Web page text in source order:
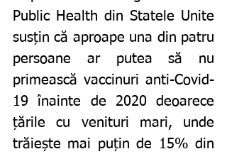
Public Health din Statele Unite
susțin că aproape una din patru
persoane ar putea să nu
primească vaccinuri anti-Covid-
19 înainte de 2020 deoarece
țările cu venituri mari, unde
trăiește mai puțin de 15% din